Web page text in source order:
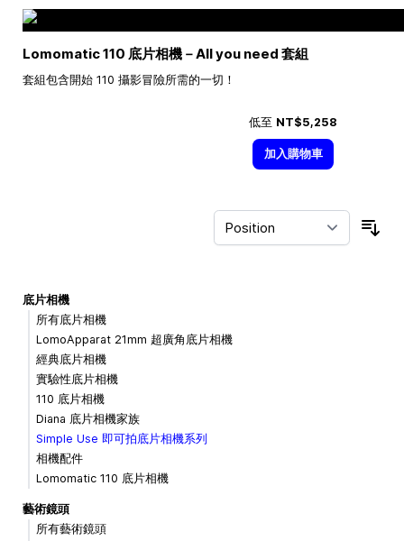
Lomomatic 110 底片相機－All you need 套組
套組包含開始 110 攝影冒險所需的一切！
低至 NT$5,258
加入購物車
底片相機
所有底片相機
LomoApparat 21mm 超廣角底片相機
經典底片相機
實驗性底片相機
110 底片相機
Diana 底片相機家族
Simple Use 即可拍底片相機系列
相機配件
Lomomatic 110 底片相機
藝術鏡頭
所有藝術鏡頭